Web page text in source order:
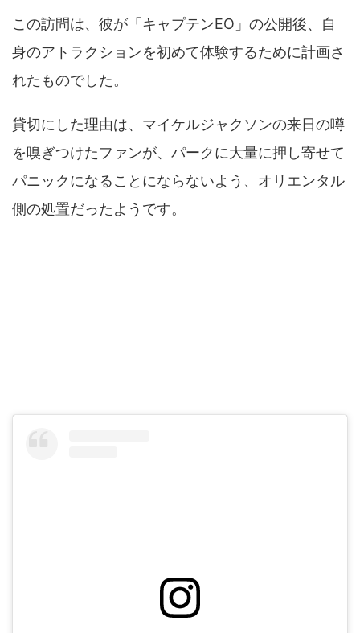
この訪問は、彼が「キャプテンEO」の公開後、自
身のアトラクションを初めて体験するために計画さ
れたものでした。
貸切にした理由は、マイケルジャクソンの来日の噂
を嗅ぎつけたファンが、パークに大量に押し寄せて
パニックになることにならないよう、オリエンタル
側の処置だったようです。